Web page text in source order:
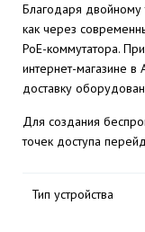
Благодаря двойному
как через
PoE-коммутатора.
интернет-магазине
доставку
Для создания
точек доступа
Тип устройства